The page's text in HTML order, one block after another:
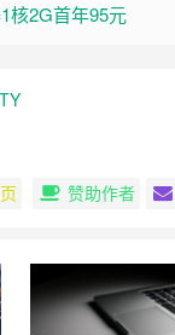
核2G首年95元
TY
赞助作者